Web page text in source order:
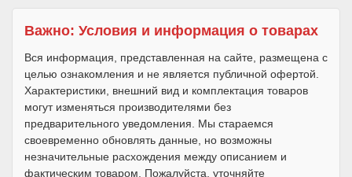
Важно: Условия и информация о товарах
Вся информация, представленная на сайте, размещена с
целью ознакомления и не является публичной офертой.
Характеристики, внешний вид и комплектация товаров
могут изменяться производителями без
предварительного уведомления. Мы стараемся
своевременно обновлять данные, но возможны
незначительные расхождения между описанием и
фактическим товаром. Пожалуйста, уточняйте